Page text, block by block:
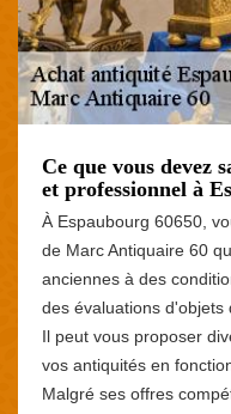
Ce que vous devez
et professionnel à
À Espaubourg 60650,
de Marc Antiquaire 60
anciennes à des
des évaluations d'objets
Il peut vous proposer
vos antiquités en
Malgré ses offres